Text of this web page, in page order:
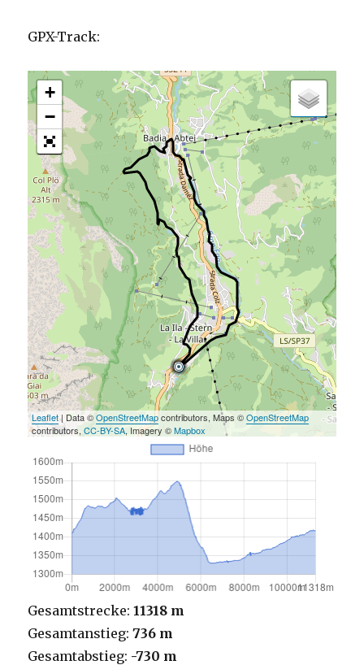
GPX-Track:
+
−
Leaflet| Data ©OpenStreetMapcontributors, Maps ©OpenStreetMap
contributors,CC-BY-SA, Imagery ©Mapbox
Gesamtstrecke: 11318 m
Gesamtanstieg: 736 m
Gesamtabstieg: -730 m